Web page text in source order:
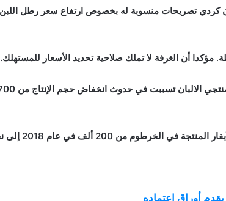
. مؤكدا أن الغرفة لا تملك صلاحية تحديد الأسعار للمستهلك.
من 200 ألف في عام 2018 إلى نحو 80 ألف.
أوراق اعتماده